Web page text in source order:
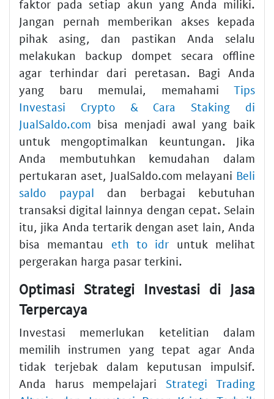
faktor pada setiap akun yang Anda miliki.
Jangan pernah memberikan akses kepada
pihak asing, dan pastikan Anda selalu
melakukan backup dompet secara offline
agar terhindar dari peretasan. Bagi Anda
yang baru memulai, memahami Tips
Investasi Crypto & Cara Staking di
JualSaldo.com bisa menjadi awal yang baik
untuk mengoptimalkan keuntungan. Jika
Anda membutuhkan kemudahan dalam
pertukaran aset, JualSaldo.com melayani Beli
saldo paypal dan berbagai kebutuhan
transaksi digital lainnya dengan cepat. Selain
itu, jika Anda tertarik dengan aset lain, Anda
bisa memantau eth to idr untuk melihat
pergerakan harga pasar terkini.
Optimasi Strategi Investasi di Jasa
Terpercaya
Investasi memerlukan ketelitian dalam
memilih instrumen yang tepat agar Anda
tidak terjebak dalam keputusan impulsif.
Anda harus mempelajari Strategi Trading